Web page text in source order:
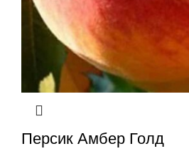
Персик Амбер Голд